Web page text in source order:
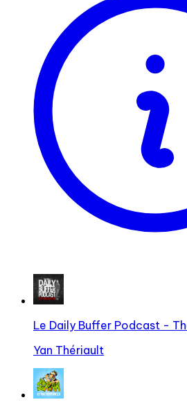
Le Daily Buffer Podcast -
Yan Thériault